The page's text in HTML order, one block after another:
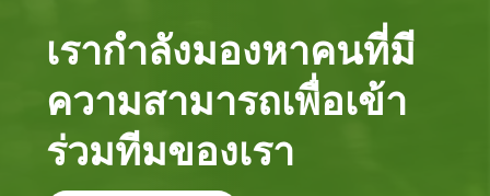
เรากําลังมองหาคนที่มี
ความสามารถเพื่อเข้า
ร่วมทีมของเรา